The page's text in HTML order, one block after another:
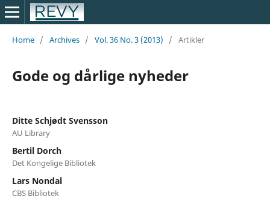
Home / Archives / Vol. 36 No. 3 (2013) / Artikler
Gode og dårlige nyheder
Ditte Schjødt Svensson
AU Library
Bertil Dorch
Det Kongelige Bibliotek
Lars Nondal
CBS Bibliotek